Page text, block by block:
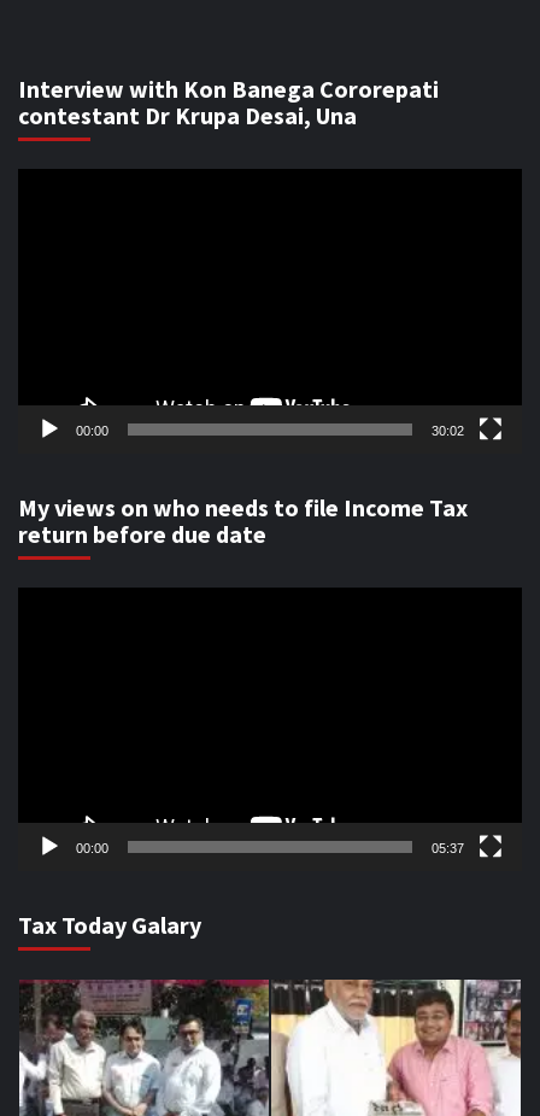
Interview with Kon Banega Cororepati
contestant Dr Krupa Desai, Una
00:00 30:02
My views on who needs to file Income Tax
return before due date
00:00 05:37
Tax Today Galary